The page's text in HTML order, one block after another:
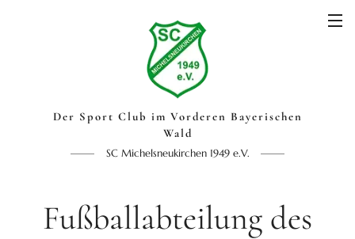
Der Sport Club im Vorderen Bayerischen
Wald
SC Michelsneukirchen 1949 e.V.
Fußballabteilung des